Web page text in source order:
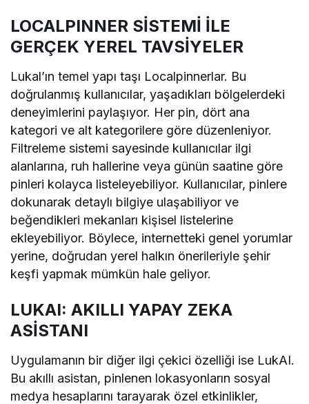
LOCALPINNER SİSTEMİ İLE
GERÇEK YEREL TAVSİYELER
Lukal’ın temel yapı taşı Localpinnerlar. Bu
doğrulanmış kullanıcılar, yaşadıkları bölgelerdeki
deneyimlerini paylaşıyor. Her pin, dört ana
kategori ve alt kategorilere göre düzenleniyor.
Filtreleme sistemi sayesinde kullanıcılar ilgi
alanlarına, ruh hallerine veya günün saatine göre
pinleri kolayca listeleyebiliyor. Kullanıcılar, pinlere
dokunarak detaylı bilgiye ulaşabiliyor ve
beğendikleri mekanları kişisel listelerine
ekleyebiliyor. Böylece, internetteki genel yorumlar
yerine, doğrudan yerel halkın önerileriyle şehir
keşfi yapmak mümkün hale geliyor.
LUKAI: AKILLI YAPAY ZEKA
ASİSTANI
Uygulamanın bir diğer ilgi çekici özelliği ise LukAI.
Bu akıllı asistan, pinlenen lokasyonların sosyal
medya hesaplarını tarayarak özel etkinlikler,